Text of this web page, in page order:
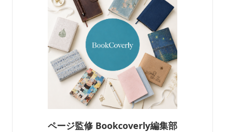
ページ監修 Bookcoverly編集部